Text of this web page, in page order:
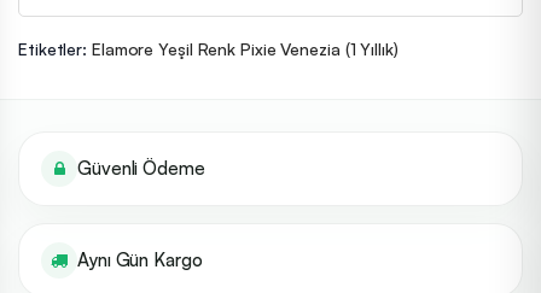
Etiketler: Elamore Yeşil Renk Pixie Venezia (1 Yıllık)
Güvenli Ödeme
Aynı Gün Kargo